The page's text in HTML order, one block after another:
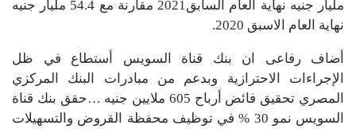
مليار جنيه نهاية العام السابق2021 مقارنة مع 54.4 مليار جنيه
نهاية العام الاسبق 2020.
أضاف رفاعى ان بنك قناة السويس أستطاع في ظل
الإجراءات الاحترازية وبدعم من مبادرات البنك المركزي
المصري تحقيق فائض أرباح 605 ملايين جنيه …حقق بنك قناة
السويس نمو 30 % في توظيف محفظة القروض والتسهيلات